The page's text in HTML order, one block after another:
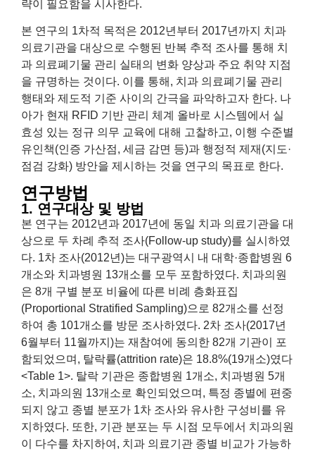
략이 필요함을 시사한다.
본 연구의 1차적 목적은 2012년부터 2017년까지 치과
의료기관을 대상으로 수행된 반복 추적 조사를 통해 치
과 의료폐기물 관리 실태의 변화 양상과 주요 취약 지점
을 규명하는 것이다. 이를 통해, 치과 의료폐기물 관리
행태와 제도적 기준 사이의 간극을 파악하고자 한다. 나
아가 현재 RFID 기반 관리 체계 올바로 시스템에서 실
효성 있는 정규 의무 교육에 대해 고찰하고, 이행 수준별
유인책(인증 가산점, 세금 감면 등)과 행정적 제재(지도·
점검 강화) 방안을 제시하는 것을 연구의 목표로 한다.
연구방법
1. 연구대상 및 방법
본 연구는 2012년과 2017년에 동일 치과 의료기관을 대
상으로 두 차례 추적 조사(Follow-up study)를 실시하였
다. 1차 조사(2012년)는 대구광역시 내 대학·종합병원 6
개소와 치과병원 13개소를 모두 포함하였다. 치과의원
은 8개 구별 분포 비율에 따른 비례 층화표집
(Proportional Stratified Sampling)으로 82개소를 선정
하여 총 101개소를 방문 조사하였다. 2차 조사(2017년
6월부터 11월까지)는 재참여에 동의한 82개 기관이 포
함되었으며, 탈락률(attrition rate)은 18.8%(19개소)였다
<Table 1>. 탈락 기관은 종합병원 1개소, 치과병원 5개
소, 치과의원 13개소로 확인되었으며, 특정 종별에 편중
되지 않고 종별 분포가 1차 조사와 유사한 구성비를 유
지하였다. 또한, 기관 분포는 두 시점 모두에서 치과의원
이 다수를 차지하여, 치과 의료기관 종별 비교가 가능하